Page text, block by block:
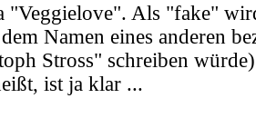
"Veggielove". Als "fake"
Namen eines anderen
Stross" schreiben
ist ja klar ...